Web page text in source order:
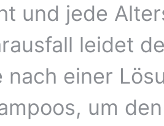
und jede
leidet
nach einer
um